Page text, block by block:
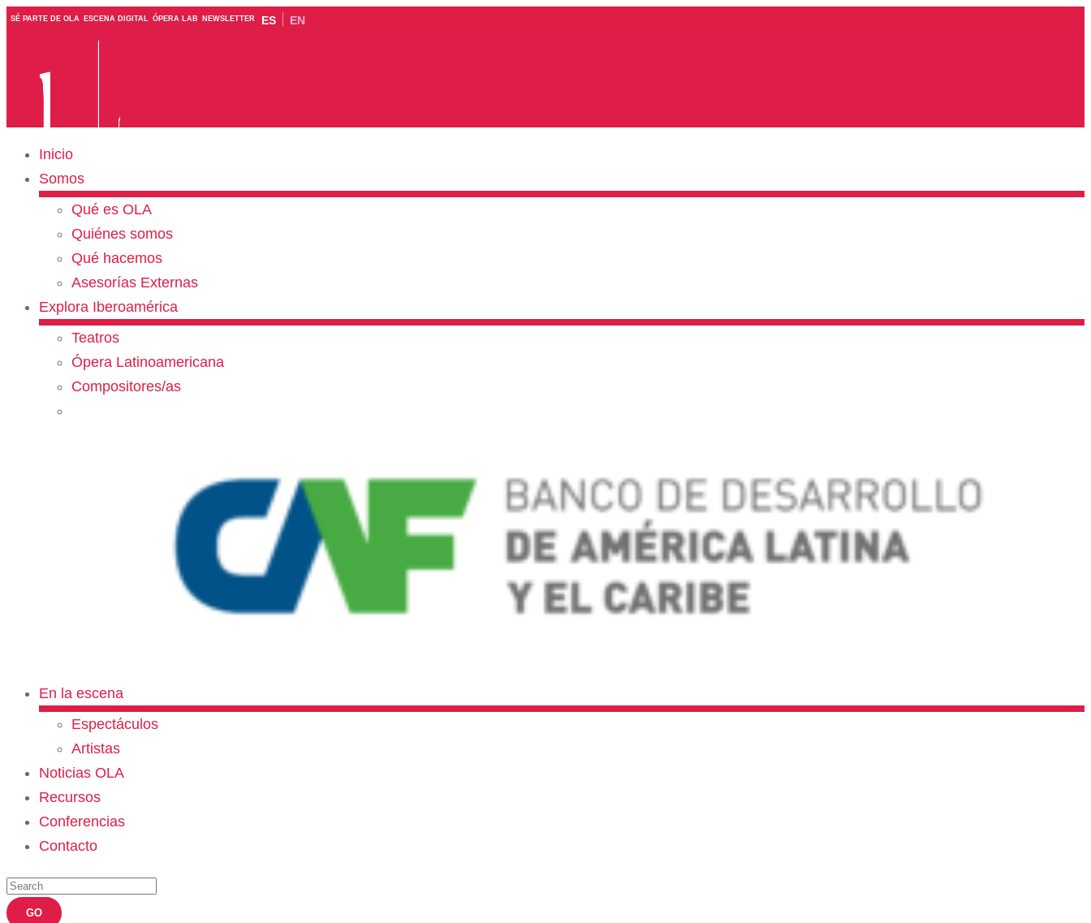
SÉ PARTE DE OLA ESCENA DIGITAL ÓPERA LAB NEWSLETTER ES EN
Inicio
Somos
Qué es OLA
Quiénes somos
Qué hacemos
Asesorías Externas
Explora Iberoamérica
Teatros
Ópera Latinoamericana
Compositores/as
En la escena
Espectáculos
Artistas
Noticias OLA
Recursos
Conferencias
Contacto